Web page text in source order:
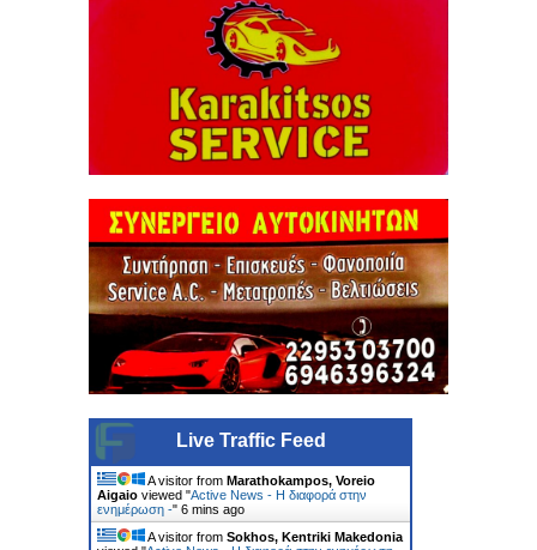
Live Traffic Feed
A visitor from Marathokampos, Voreio
Aigaio viewed "Active News - Η διαφορά στην
ενημέρωση -" 6 mins ago
A visitor from Sokhos, Kentriki Makedonia